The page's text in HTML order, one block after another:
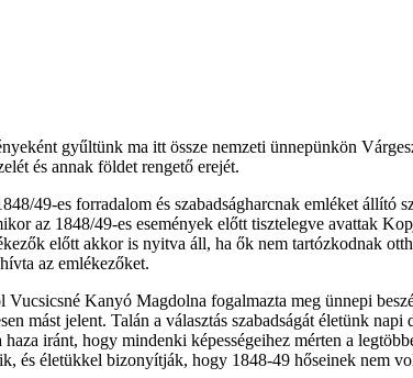
gyűltünk ma itt össze nemzeti ünnepünkön
és annak földet rengető erejét.
49-es forradalom és szabadságharcnak emléket állító
az 1848/49-es események előtt tisztelegve avattak
előtt akkor is nyitva áll, ha ők nem tartózkodnak
az emlékezőket.
Kanyó Magdolna fogalmazta meg ünnepi
mást jelent. Talán a választás szabadságát életünk
iránt, hogy mindenki képességeihez mérten a
és életükkel bizonyítják, hogy 1848-49 hőseinek nem